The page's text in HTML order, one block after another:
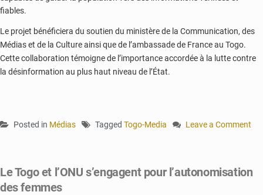
fiables.
Le projet bénéficiera du soutien du ministère de la Communication, des
Médias et de la Culture ainsi que de l’ambassade de France au Togo.
Cette collaboration témoigne de l’importance accordée à la lutte contre
la désinformation au plus haut niveau de l’État.
Posted in Médias Tagged Togo-Media
Leave a Comment
:
Le Togo et l’ONU s’engagent pour l’autonomisation
des femmes